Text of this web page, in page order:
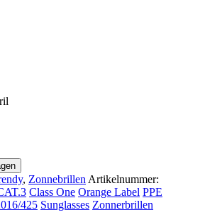
, Zonnebrillen Artikelnummer:
Class One Orange Label PPE
425 Sunglasses Zonnerbrillen